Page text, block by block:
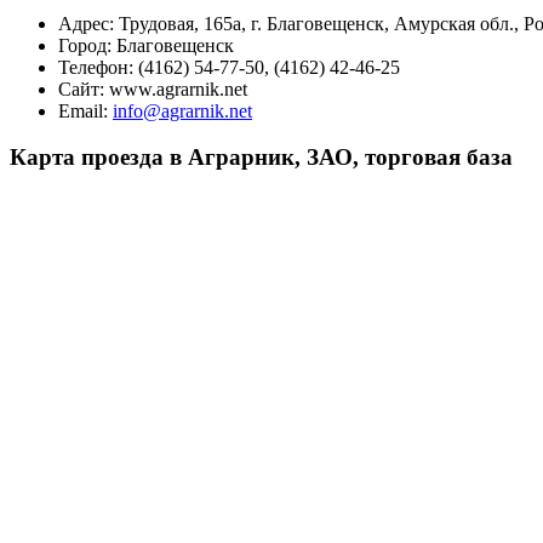
Адрес: Трудовая, 165а, г. Благовещенск, Амурская обл.,
Город: Благовещенск
Телефон: (4162) 54-77-50, (4162) 42-46-25
Сайт: www.agrarnik.net
Email: info@agrarnik.net
Карта проезда в Аграрник, ЗАО, торговая база